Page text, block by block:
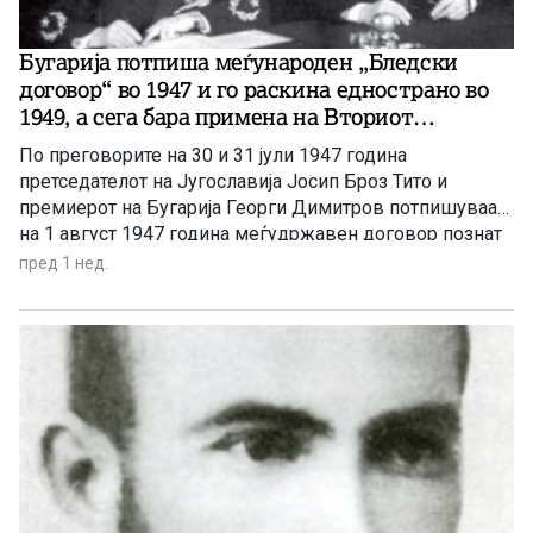
во кој го туркаат, оти треба „да се сврти кон себе и кон
положбата, во која се наоѓа“, барајќи ја „смислата на
своето постоење во непрекинливата акција, во својата
волја да дејствува“.
Бугарија потпиша меѓународен „Бледски
договор“ во 1947 и го раскина еднострано во
1949, а сега бара примена на Вториот
протокол – неусвоен записник и промена на
устав!
По преговорите на 30 и 31 јули 1947 година
претседателот на Југославија Јосип Броз Тито и
премиерот на Бугарија Георги Димитров потпишуваат
на 1 август 1947 година меѓудржавен договор познат
како „Бледски договор“. Тој има исклучително
официјално државно признавање на македонскиот
национален идентитет и јазик од страна на Бугарија.
„Бледскиот договор“ меѓу двете држави има карактер
на меѓународен договор и претставува меѓународно-
правен пример, кој докажува дека историските
спорови меѓу двете земји веќе биле решени во
согласност со Повелбата на Организацијата на
Обединетите Нации. Но, на 1 октомври 1949 година
бугарската влада еднострано го раскинала „Бледскиот
пред 1 нед.